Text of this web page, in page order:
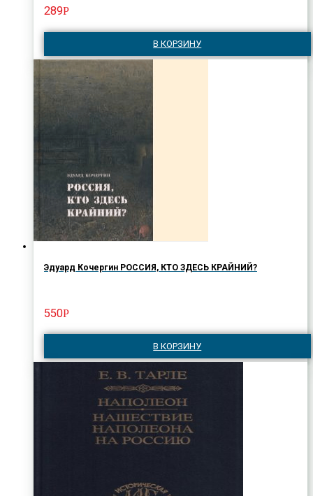
289Р
В КОРЗИНУ
Эдуард Кочергин РОССИЯ, КТО ЗДЕСЬ КРАЙНИЙ?
550Р
В КОРЗИНУ